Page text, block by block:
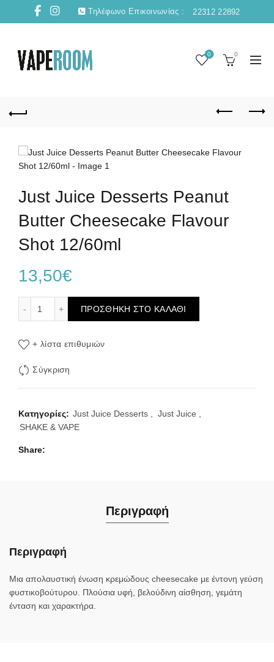
Τηλέφωνο Επικοινωνίας : 22312 22892
0 0
Just Juice Desserts Peanut
Butter Cheesecake Flavour
Shot 12/60ml
13,50€
ΠΡΟΣΘΉΚΗ ΣΤΟ ΚΑΛΆΘΙ
+ λίστα επιθυμιών
Σύγκριση
Κατηγορίες: Just Juice Desserts Just Juice
SHAKE & VAPE
Share
Περιγραφή
Περιγραφή
Μια απολαυστική ένωση κρεμώδους cheesecake με έντονη γεύση
φυστικοβούτυρου. Πλούσια υφή, βελούδινη αίσθηση, γεμάτη
ένταση και χαρακτήρα.